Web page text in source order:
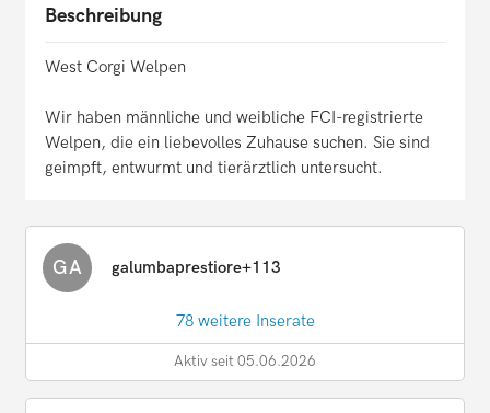
Beschreibung
West Corgi Welpen
Wir haben männliche und weibliche FCI-registrierte
Welpen, die ein liebevolles Zuhause suchen. Sie sind
geimpft, entwurmt und tierärztlich untersucht.
GA galumbaprestiore+113
78 weitere Inserate
Aktiv seit 05.06.2026